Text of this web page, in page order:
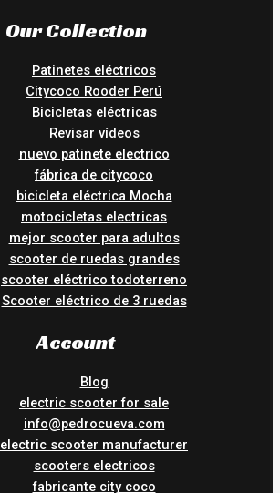
Our Collection
Patinetes eléctricos
Citycoco Rooder Perú
Bicicletas eléctricas
Revisar vídeos
nuevo patinete electrico
fábrica de citycoco
bicicleta eléctrica Mocha
motocicletas electricas
mejor scooter para adultos
scooter de ruedas grandes
scooter eléctrico todoterreno
Scooter eléctrico de 3 ruedas
Account
Blog
electric scooter for sale
info@pedrocueva.com
electric scooter manufacturer
scooters electricos
fabricante city coco